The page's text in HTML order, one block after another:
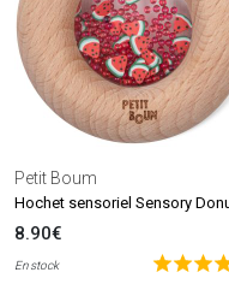
Petit Boum
8.90€
En stock